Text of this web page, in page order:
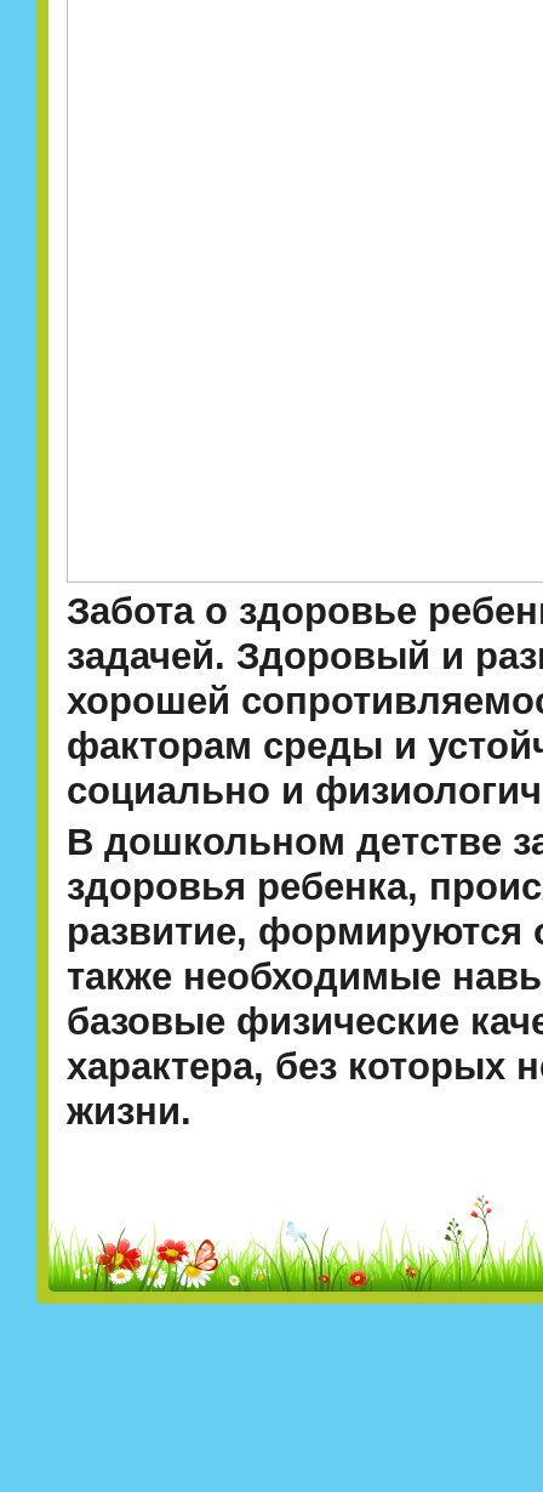
Забота о здоровье
задачей. Здоровый и
хорошей
факторам среды и
социально и
В дошкольном детстве
здоровья ребенка,
развитие, формируются
также необходимые
базовые физические
характера, без которых
жизни.